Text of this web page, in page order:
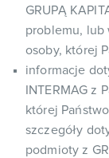
GRUPĄ
problemu, lub
osoby, której
informacje
INTERMAG z
której
szczegóły
podmioty z